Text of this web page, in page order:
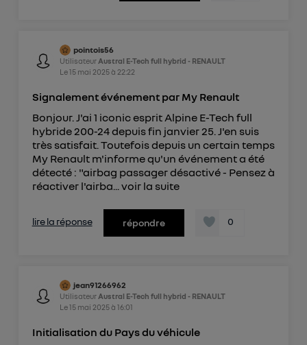
pointois56
Utilisateur Austral E-Tech full hybrid - RENAULT
Le15 mai 2025à 22:22
Signalement événement par My Renault
Bonjour. J'ai 1 iconic esprit Alpine E-Tech full
hybride 200-24 depuis fin janvier 25. J'en suis
très satisfait. Toutefois depuis un certain temps
My Renault m'informe qu'un événement a été
détecté : "airbag passager désactivé - Pensez à
réactiver l'airba... voir la suite
lire la réponse répondre 0
jean91266962
Utilisateur Austral E-Tech full hybrid - RENAULT
Le15 mai 2025à 16:01
Initialisation du Pays du véhicule